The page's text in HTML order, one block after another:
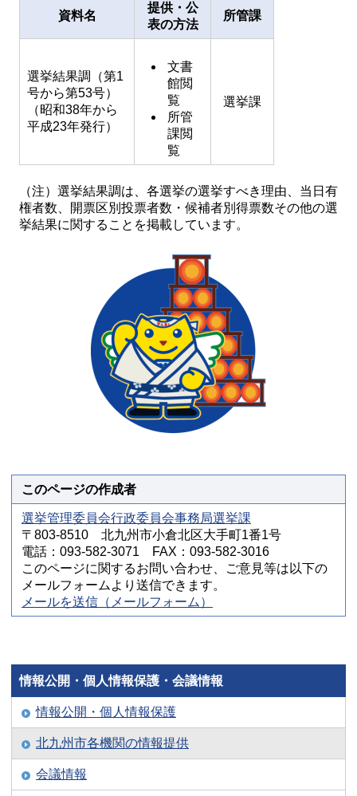
資料名
提供・公
表の方法
所管課
選挙結果調（第1
号から第53号）
（昭和38年から
平成23年発行）
文書
館閲
覧
所管
課閲
覧
選挙課
（注）選挙結果調は、各選挙の選挙すべき理由、当日有
権者数、開票区別投票者数・候補者別得票数その他の選
挙結果に関することを掲載しています。
このページの作成者
選挙管理委員会行政委員会事務局選挙課
〒803-8510 北九州市小倉北区大手町1番1号
電話：093-582-3071 FAX：093-582-3016
このページに関するお問い合わせ、ご意見等は以下の
メールフォームより送信できます。
メールを送信（メールフォーム）
情報公開・個人情報保護・会議情報
情報公開・個人情報保護
北九州市各機関の情報提供
会議情報